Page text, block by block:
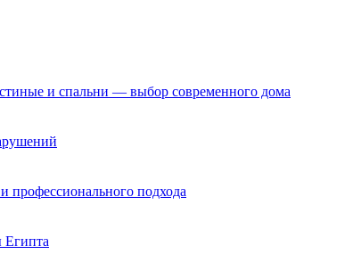
и спальни — выбор современного дома
подхода